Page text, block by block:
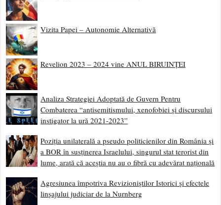
Vizita Papei – Autonomie Alternativă
Revelion 2023 – 2024 vine ANUL BIRUINȚEI
Analiza Strategiei Adoptată de Guvern Pentru
Combaterea “antisemitismului, xenofobiei și discursului
instigator la ură 2021-2023”
Poziția unilaterală a pseudo politicienilor din România și
a BOR în susținerea Israelului, singurul stat terorist din
lume, arată că aceștia nu au o fibră cu adevărat națională
Agresiunea împotriva Revizioniștilor Istorici și efectele
linșajului judiciar de la Nurnberg